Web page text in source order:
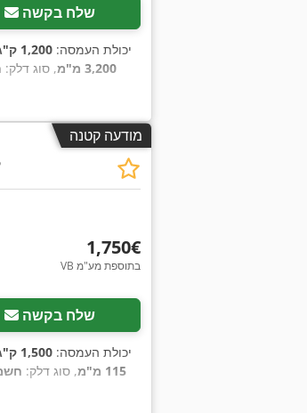
שלח בקשה
, יכולת העמסה: 1,200 ק"ג
3,200 מ"מ
, סוג דלק:
מודעה קטנה
‏1,750 ‏€
VB בתוספת מע"מ
שלח בקשה
, יכולת העמסה: 1,500 ק"ג
115 מ"מ
, סוג דלק: